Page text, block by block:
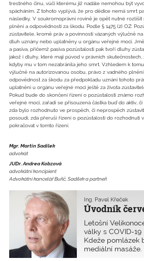
trestného činu, vůči kterému již nadále nemohou být
spácháním. Z tohoto vyplývá, že pro dědice nemá smrt
následky. V soukromoprávní rovině je opět nutné
plnění a odpovědností za škodu. Podle § 1475 (2) OZ:
zůstavitele, kromě práv a povinností vázaných výlučně
dluh uznány nebo uplatněny u orgánu veřejné moci.
a pasiva, přičemž pasiva pozůstalosti pak tvoří dluhy
jakož i dluhy, které mají původ v právních
kdyby mu v tom nezabránila jeho smrt. Vzhledem k
výlučně na autorizovanou osobu, právo z vadného
odpovědnost za škodu za předpokladu uznání tohoto
uplatnění u orgánu veřejné moci ještě za života
Pokud bude do skončení řízení o pozůstalosti známo
veřejné moci, zařadí se přisouzená částka buď do aktiv,
zda bylo rozhodnuto ve prospěch, či neprospěch
posoudí, zda přeruší řízení o pozůstalosti do rozhodnutí
pokračovat v tomto řízení.
Mgr. Martin Sadílek
advokát
JUDr. Andrea Kobzová
advokátní koncipient
Advokátní kancelář Buřič, Sadílek a partneři
Úvodník
Ing. Pavel Křeček
Letošní
války s COVID-
Kdeže pomlázek
mediální